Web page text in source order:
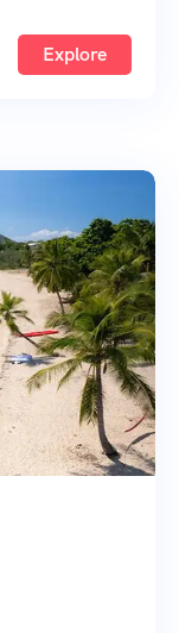
Explore